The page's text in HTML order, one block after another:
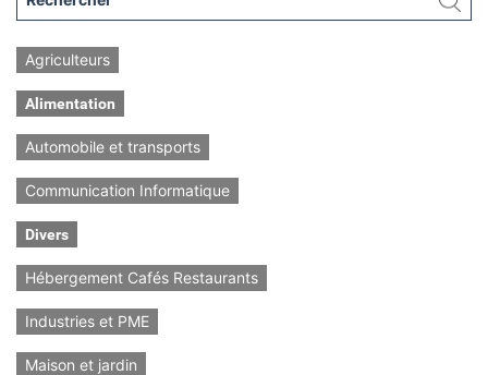
Agriculteurs
Alimentation
Automobile et transports
Communication Informatique
Divers
Hébergement Cafés Restaurants
Industries et PME
Maison et jardin